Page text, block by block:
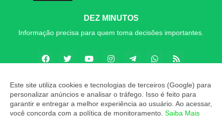
DEZ MINUTOS
Informação precisa para quem toma decisões importantes.
Copyright ©2026Dez MINUTOS
Este site utiliza cookies e tecnologias de terceiros (Google) para
personalizar anúncios e analisar o tráfego. Isso é feito para
garantir e entregar a melhor experiência ao usuário. Ao acessar,
você concorda com a política de monitoramento. Saiba Mais